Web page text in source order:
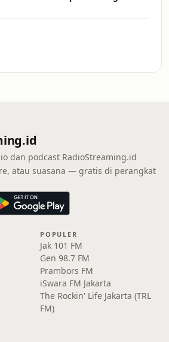
dan podcast RadioStreaming.id
atau suasana — gratis di perangkat
POPULER
Jak 101 FM
Gen 98.7 FM
Prambors FM
iSwara FM Jakarta
The Rockin' Life Jakarta (TRL
FM)